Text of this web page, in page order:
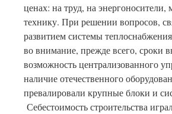
ценах: на труд, на энергоносители,
технику. При решении вопросов,
развитием системы
во внимание, прежде всего, сроки
возможность централизованного
наличие отечественного
превалировали крупные блоки и
Себестоимость строительства